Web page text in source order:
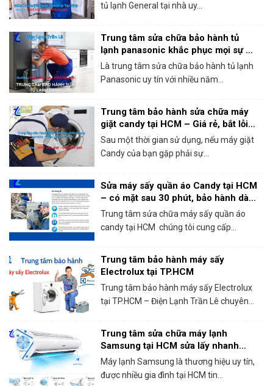
tủ lạnh General tại nhà uy...
Trung tâm sửa chữa bảo hành tủ
lạnh panasonic khắc phục mọi sự cố
trong 1 lần gọi
Là trung tâm sửa chữa bảo hành tủ lạnh
Panasonic uy tín với nhiều năm...
Trung tâm bảo hành sửa chữa máy
giặt candy tại HCM – Giá rẻ, bắt lỗi
chính xác 100%
Sau một thời gian sử dụng, nếu máy giặt
Candy của bạn gặp phải sự...
Sửa máy sấy quần áo Candy tại HCM
– có mặt sau 30 phút, bảo hành dài
hạn!
Trung tâm sửa chữa máy sấy quần áo
candy tại HCM chúng tôi cung cấp...
Trung tâm bảo hành máy sấy
Electrolux tại TP.HCM
Trung tâm bảo hành máy sấy Electrolux
tại TP.HCM – Điện Lạnh Trần Lê chuyên...
Trung tâm sửa chữa máy lạnh
Samsung tại HCM sửa lấy nhanh
trong ngày
Máy lạnh Samsung là thương hiệu uy tín,
được nhiều gia đình tại HCM tin...